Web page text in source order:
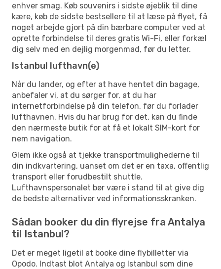
enhver smag. Køb souvenirs i sidste øjeblik til dine
kære, køb de sidste bestsellere til at læse på flyet, få
noget arbejde gjort på din bærbare computer ved at
oprette forbindelse til deres gratis Wi-Fi, eller forkæl
dig selv med en dejlig morgenmad, før du letter.
Istanbul lufthavn(e)
Når du lander, og efter at have hentet din bagage,
anbefaler vi, at du sørger for, at du har
internetforbindelse på din telefon, før du forlader
lufthavnen. Hvis du har brug for det, kan du finde
den nærmeste butik for at få et lokalt SIM-kort for
nem navigation.
Glem ikke også at tjekke transportmulighederne til
din indkvartering, uanset om det er en taxa, offentlig
transport eller forudbestilt shuttle.
Lufthavnspersonalet bør være i stand til at give dig
de bedste alternativer ved informationsskranken.
Sådan booker du din flyrejse fra Antalya
til Istanbul?
Det er meget ligetil at booke dine flybilletter via
Opodo. Indtast blot Antalya og Istanbul som dine